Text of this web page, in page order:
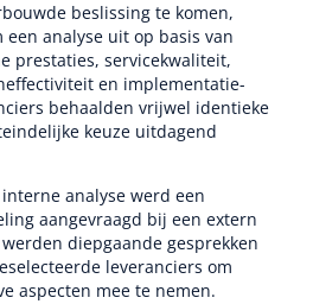
beslissing te komen,
analyse uit op basis van
prestaties, servicekwaliteit,
en implementatie-
behaalden vrijwel identieke
keuze uitdagend
analyse werd een
aangevraagd bij een extern
diepgaande gesprekken
leveranciers om
aspecten mee te nemen.